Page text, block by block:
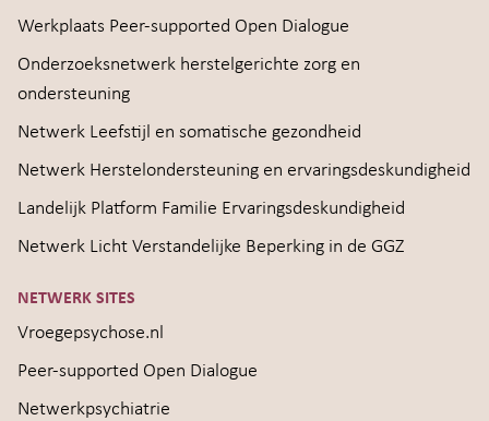
Werkplaats Peer-supported Open Dialogue
Onderzoeksnetwerk herstelgerichte zorg en
ondersteuning
Netwerk Leefstijl en somatische gezondheid
Netwerk Herstelondersteuning en ervaringsdeskundigheid
Landelijk Platform Familie Ervaringsdeskundigheid
Netwerk Licht Verstandelijke Beperking in de GGZ
NETWERK SITES
Vroegepsychose.nl
Peer-supported Open Dialogue
Netwerkpsychiatrie